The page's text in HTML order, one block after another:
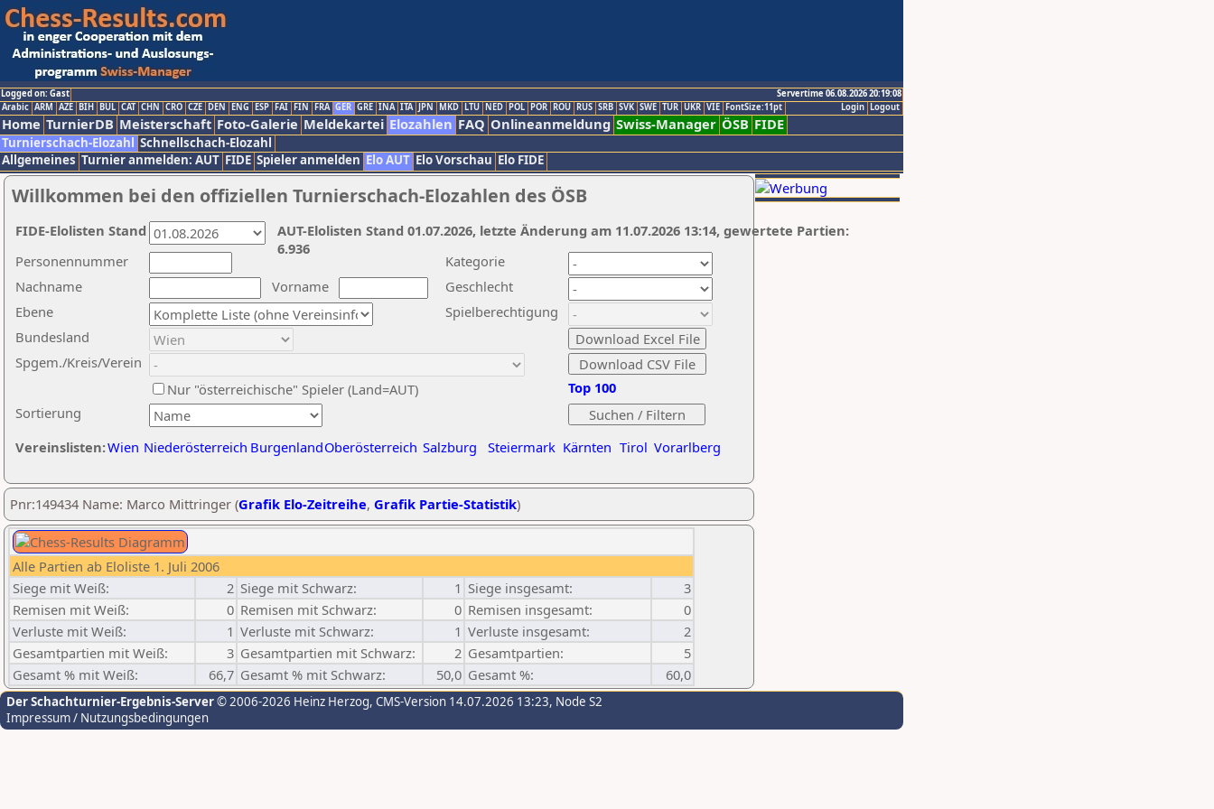
Logged on: Gast
Servertime 06.08.2026 20:19:08
Logout
Login
Arabic ARM AZE BIH BUL CAT CHN CRO CZE DEN ENG ESP FAI FIN FRA GER GRE INA ITA JPN MKD LTU NED POL POR ROU RUS SRB SVK SWE TUR UKR VIE FontSize:11pt
Home TurnierDB Meisterschaft Foto-Galerie Meldekartei Elozahlen FAQ Onlineanmeldung Swiss-Manager ÖSB FIDE
Turnierschach-Elozahl Schnellschach-Elozahl
Allgemeines Turnier anmelden: AUT FIDE Spieler anmelden Elo AUT Elo Vorschau Elo FIDE
Willkommen bei den offiziellen Turnierschach-Elozahlen des ÖSB
Nachname
Vorname
Ebene
Kategorie
Sortierung
Personennummer
Bundesland
Spgem./Kreis/Verein
Geschlecht
Nur "österreichische" Spieler (Land=AUT)
Spielberechtigung
Vereinslisten:Wien Niederösterreich BurgenlandOberösterreich Salzburg Steiermark Kärnten Tirol Vorarlberg
Top 100
AUT-Elolisten Stand 01.07.2026, letzte Änderung am 11.07.2026 13:14, gewertete Partien:
6.936
FIDE-Elolisten Stand
Pnr:149434 Name: Marco Mittringer (Grafik Elo-Zeitreihe, Grafik Partie-Statistik)
Alle Partien ab Eloliste 1. Juli 2006
Siege mit Weiß:
2 Siege mit Schwarz: 1 Siege insgesamt:
3
Remisen mit Weiß:
0 Remisen mit Schwarz: 0 Remisen insgesamt:
0
Verluste mit Weiß:
1 Verluste mit Schwarz: 1 Verluste insgesamt:
2
Gesamtpartien mit Weiß:
3 Gesamtpartien mit Schwarz: 2 Gesamtpartien:
5
Gesamt % mit Weiß:
66,7 Gesamt % mit Schwarz: 50,0 Gesamt %: 60,0
Der Schachturnier-Ergebnis-Server© 2006-2026 Heinz Herzog, CMS-Version 14.07.2026 13:23, Node S2
Impressum / Nutzungsbedingungen